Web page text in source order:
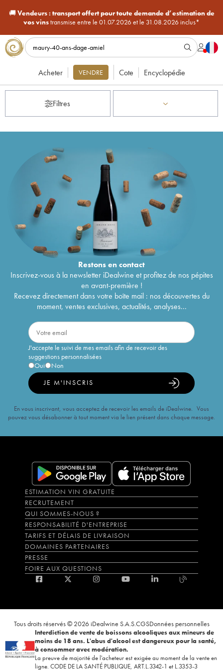
🚚Vendeurs : transport offert pour toute demande d’estimation de
vos vinstransmise entre le 01.07.2026 et le 31.08.2026 inclus*
Acheter VENDRE Cote Encyclopédie
Filtres
Restons encontact
Inscrivez-vous à la newsletter iDealwine et profitez de nos pépites
en avant-première !
Recevez directement dans votre boîte mail : nos découvertes du
moment, ventes exclusives, actualités, analyses...
J'accepte le suivi de mes emails afin de recevoir des
suggestions personnalisées
Oui
Non
JE M'INSCRIS
En vous inscrivant, vous acceptez de recevoir les emails de iDealwine. Vous
pouvez vous désabonner à tout moment via le lien présent dans chaque message.
ESTIMATION VIN GRATUITE
RECRUTEMENT
QUI SOMMES-NOUS ?
RESPONSABILITÉ D'ENTREPRISE
TARIFS ET DÉLAIS DE LIVRAISON
DOMAINES PARTENAIRES
PRESSE
FOIRE AUX QUESTIONS
Tous droits réservés © 2026 iDealwine S.A.S.CGSDonnées personnelles
Interdiction de vente de boissons alcooliques aux mineurs de
moins de 18 ans. L'abus d'alcool est dangereux pour la santé,
à consommer avec modération.
La preuve de majorité de l'acheteur est exigée au moment de la vente en
ligne. CODE DE LA SANTÉ PUBLIQUE, ART.L.3342-1 et L.3353-3